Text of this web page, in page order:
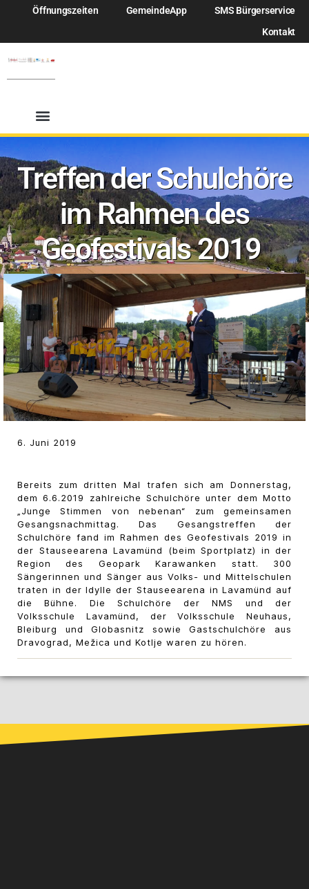
Öffnungszeiten GemeindeApp
SMS Bürgerservice
Kontakt
Treffen der Schulchöre
im Rahmen des
Geofestivals 2019
6. Juni 2019
Bereits zum dritten Mal trafen sich am Donnerstag,
dem 6.6.2019 zahlreiche Schulchöre unter dem Motto
„Junge Stimmen von nebenan“ zum gemeinsamen
Gesangsnachmittag. Das Gesangstreffen der
Schulchöre fand im Rahmen des Geofestivals 2019 in
der Stauseearena Lavamünd (beim Sportplatz) in der
Region des Geopark Karawanken statt. 300
Sängerinnen und Sänger aus Volks- und Mittelschulen
traten in der Idylle der Stauseearena in Lavamünd auf
die Bühne. Die Schulchöre der NMS und der
Volksschule Lavamünd, der Volksschule Neuhaus,
Bleiburg und Globasnitz sowie Gastschulchöre aus
Dravograd, Mežica und Kotlje waren zu hören.